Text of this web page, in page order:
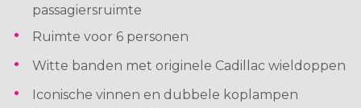
passagiersruimte
Ruimte voor 6 personen
Witte banden met originele Cadillac wieldoppen
Iconische vinnen en dubbele koplampen